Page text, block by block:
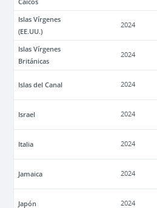
Islas Vírgenes
(EE.UU.)
2024
Islas Vírgenes
Británicas
2024
Islas del Canal 2024
Israel 2024
Italia 2024
Jamaica 2024
Japón 2024